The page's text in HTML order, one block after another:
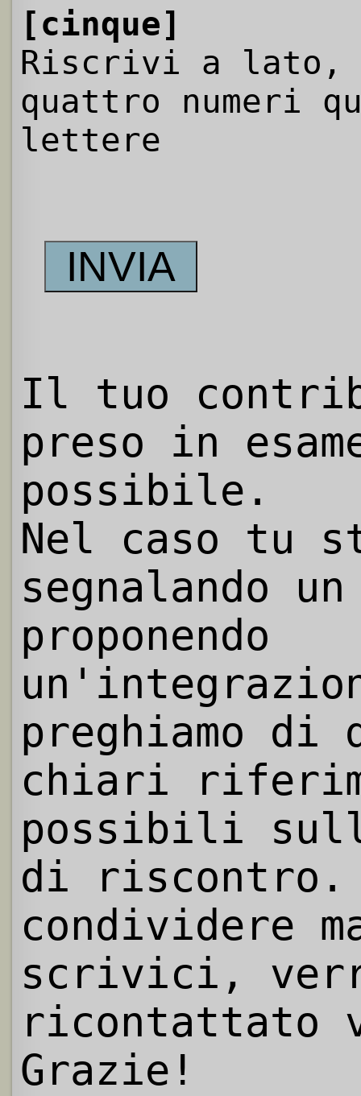
[cinque]
Riscrivi a
quattro numeri
lettere
Il tuo
preso in
possibile.
Nel caso tu
segnalando
proponendo
preghiamo
chiari
possibili
di riscontro.
condividere
scrivici,
ricontattato
Grazie!